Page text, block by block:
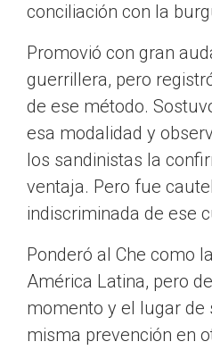
conciliación con la
Promovió con gran
guerrillera, pero
de ese método.
esa modalidad y
los sandinistas la
ventaja. Pero fue
indiscriminada de ese
Ponderó al Che como
América Latina, pero
momento y el lugar de
misma prevención en